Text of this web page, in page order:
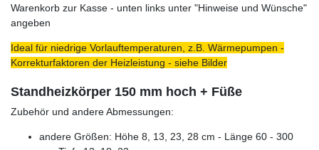
Warenkorb zur Kasse - unten links unter "Hinweise und Wünsche"
angeben
Ideal für niedrige Vorlauftemperaturen, z.B. Wärmepumpen -
Korrekturfaktoren der Heizleistung - siehe Bilder
Standheizkörper 150 mm hoch + Füße
Zubehör und andere Abmessungen:
andere Größen: Höhe 8, 13, 23, 28 cm - Länge 60 - 300